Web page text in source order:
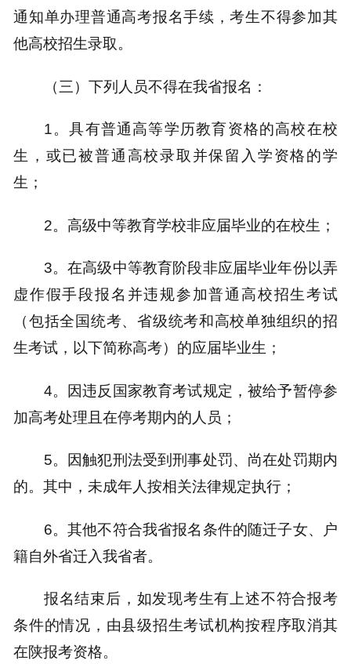
通知单办理普通高考报名手续，考生不得参加其
他高校招生录取。
（三）下列人员不得在我省报名：
1。具有普通高等学历教育资格的高校在校
生，或已被普通高校录取并保留入学资格的学
生；
2。高级中等教育学校非应届毕业的在校生；
3。在高级中等教育阶段非应届毕业年份以弄
虚作假手段报名并违规参加普通高校招生考试
（包括全国统考、省级统考和高校单独组织的招
生考试，以下简称高考）的应届毕业生；
4。因违反国家教育考试规定，被给予暂停参
加高考处理且在停考期内的人员；
5。因触犯刑法受到刑事处罚、尚在处罚期内
的。其中，未成年人按相关法律规定执行；
6。其他不符合我省报名条件的随迁子女、户
籍自外省迁入我省者。
报名结束后，如发现考生有上述不符合报考
条件的情况，由县级招生考试机构按程序取消其
在陕报考资格。